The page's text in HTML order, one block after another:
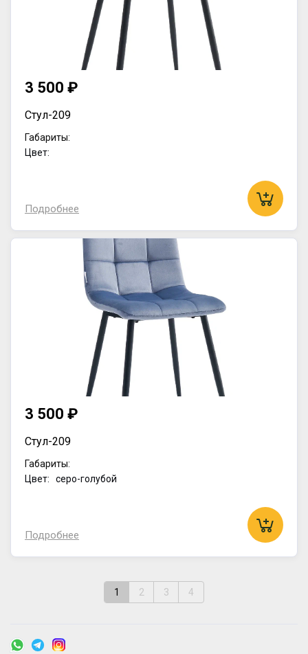
3 500 ₽
Стул-209
Габариты:
Цвет:
Подробнее
3 500 ₽
Стул-209
Габариты:
Цвет: серо-голубой
Подробнее
1 2 3 4